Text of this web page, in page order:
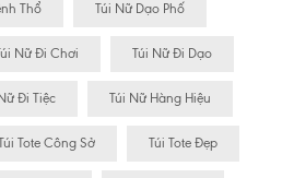
Thổ Túi Nữ Dạo Phố
Nữ Đi Chơi Túi Nữ Đi Dạo
Đi Tiệc Túi Nữ Hàng Hiệu
Tote Công Sở Túi Tote Đẹp